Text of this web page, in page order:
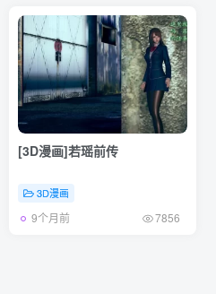
[3D漫画]若瑶前传
3D漫画
9个月前 7856